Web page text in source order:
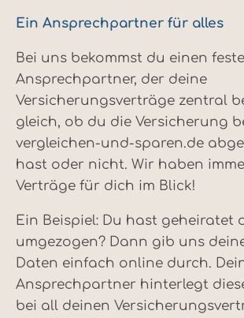
Ein Ansprechpartner für alles
Bei uns bekommst du einen
Ansprechpartner, der deine
Versicherungsverträge zentral
gleich, ob du die Versicherung
vergleichen-und-sparen.de
hast oder nicht. Wir haben
Verträge für dich im Blick!
Ein Beispiel: Du hast geheiratet
umgezogen? Dann gib uns
Daten einfach online durch.
Ansprechpartner hinterlegt
bei all deinen